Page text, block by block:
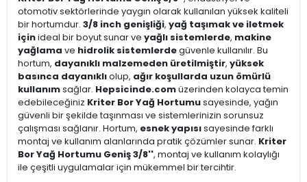
otomotiv sektörlerinde yaygın olarak kullanılan yüksek kaliteli
bir hortumdur. 3/8 inch genişliği, yağ taşımak ve iletmek
içinideal bir boyut sunar ve yağlı sistemlerde, makine
yağlama ve hidrolik sistemlerdegüvenle kullanılır. Bu
hortum, dayanıklı malzemeden üretilmiştir, yüksek
basınca dayanıklıolup, ağır koşullarda uzun ömürlü
kullanımsağlar. Hepsicinde.comüzerinden kolayca temin
edebileceğiniz Kriter Bor Yağ Hortumusayesinde, yağın
güvenli bir şekilde taşınması ve sistemlerinizin sorunsuz
çalışması sağlanır. Hortum, esnek yapısısayesinde farklı
montaj ve kullanım alanlarında pratik çözümler sunar. Kriter
Bor Yağ Hortumu Geniş 3/8'', montaj ve kullanım kolaylığı
ile çeşitli uygulamalar için mükemmel bir tercihtir.